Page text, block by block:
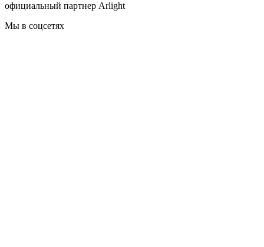
официальный партнер Arlight
Мы в соцсетях